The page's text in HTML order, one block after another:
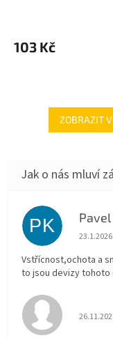
103 Kč
ZOBRAZIT
PK
23.1.2026
Vstřícnost,ochota a
to jsou devizy tohoto